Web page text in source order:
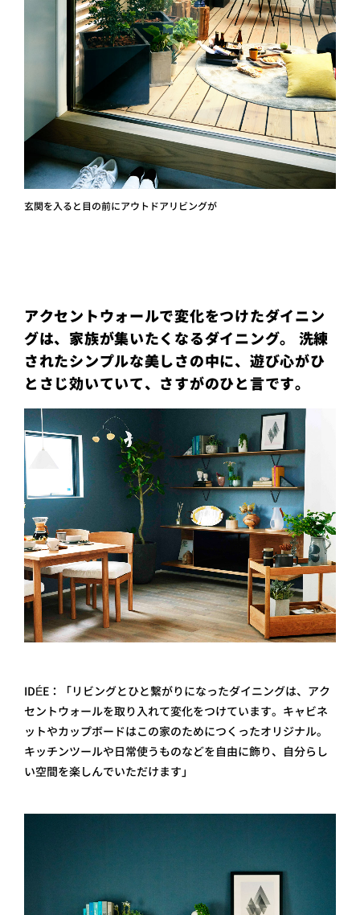
玄関を入ると目の前にアウトドアリビングが
アクセントウォールで変化をつけたダイニン
グは、家族が集いたくなるダイニング。 洗練
されたシンプルな美しさの中に、遊び心がひ
とさじ効いていて、さすがのひと言です。
IDÉE：「リビングとひと繋がりになったダイニングは、アク
セントウォールを取り入れて変化をつけています。キャビネ
ットやカップボードはこの家のためにつくったオリジナル。
キッチンツールや日常使うものなどを自由に飾り、自分らし
い空間を楽しんでいただけます」